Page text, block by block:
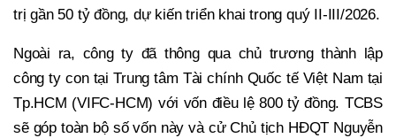
trị gần 50 tỷ đồng, dự kiến triển khai trong quý II-III/2026.
Ngoài ra, công ty đã thông qua chủ trương thành lập
công ty con tại Trung tâm Tài chính Quốc tế Việt Nam tại
Tp.HCM (VIFC-HCM) với vốn điều lệ 800 tỷ đồng. TCBS
sẽ góp toàn bộ số vốn này và cử Chủ tịch HĐQT Nguyễn